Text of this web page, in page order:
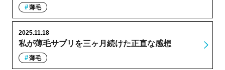
薄毛
私が薄毛サプリを三ヶ月続けた正直な感想
2025.11.18
薄毛